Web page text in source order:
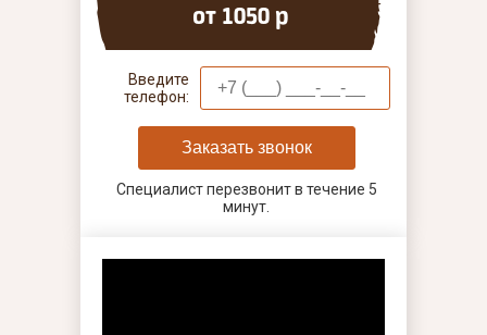
от 1050 р
Введите
телефон:
Заказать звонок
Специалист перезвонит в течение 5
минут.